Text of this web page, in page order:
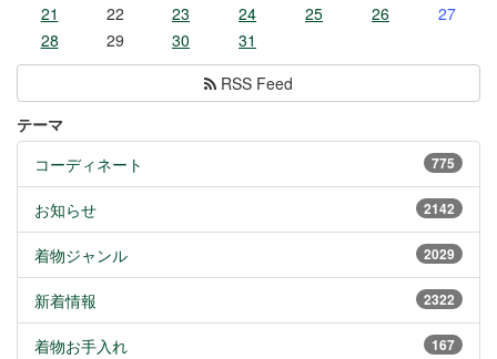
21
22 23 24 25 26
27
28
29 30
31
RSS Feed
テーマ
775
コーディネート
2142
お知らせ
2029
着物ジャンル
2322
新着情報
167
着物お手入れ